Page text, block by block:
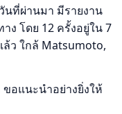
นที่ผ่านมา มีรายงาน
ง โดย 12 ครั้งอยู่ใน 7
ว ใกล้ Matsumoto,
อแนะนำอย่างยิ่งให้